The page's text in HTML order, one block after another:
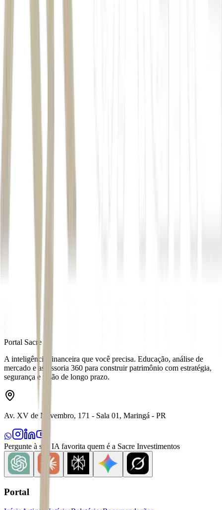
Portal Sacre
A inteligência financeira que você precisa. Educação, análise de
mercado e assessoria 360 para construir patrimônio com estratégia,
segurança e visão de longo prazo.
Av. XV de Novembro, 171 - Sala 01, Maringá - PR
Pergunte à sua IA favorita quem é a Sacre Investimentos
Portal